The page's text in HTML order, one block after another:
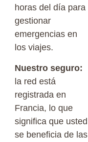
horas del día para
gestionar
emergencias en
los viajes.
Nuestro seguro:
la red está
registrada en
Francia, lo que
significa que usted
se beneficia de las